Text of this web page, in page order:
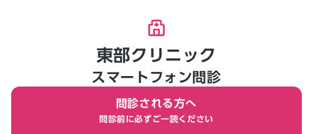
東部クリニック
スマートフォン問診
問診される方へ
問診前に必ずご一読ください